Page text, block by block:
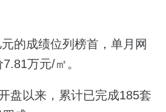
的成绩位列榜首， 单月网
万元/㎡。
盘以来，累计已完成185套